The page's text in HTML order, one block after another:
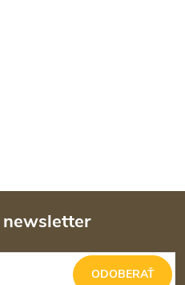
ODOBERAŤ